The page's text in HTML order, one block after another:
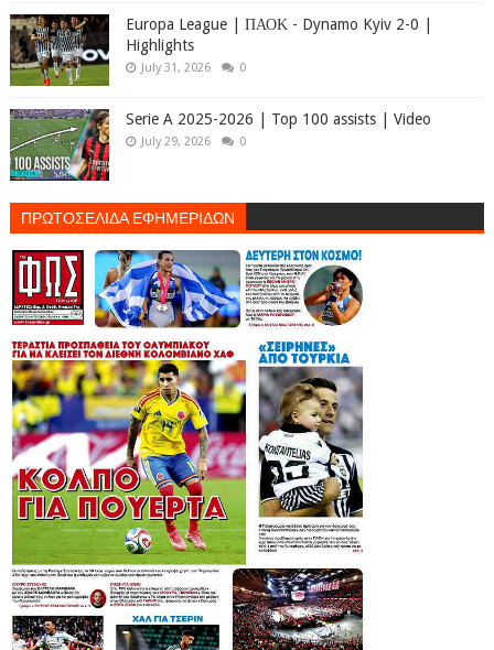
Europa League | ΠΑΟΚ - Dynamo Kyiv 2-0 |
Highlights
July 31, 2026 0
Serie A 2025-2026 | Top 100 assists | Video
July 29, 2026 0
ΠΡΩΤΟΣΕΛΙΔΑ ΕΦΗΜΕΡΙΔΩΝ